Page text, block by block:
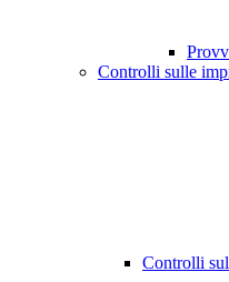
Controlli sulle
Controlli